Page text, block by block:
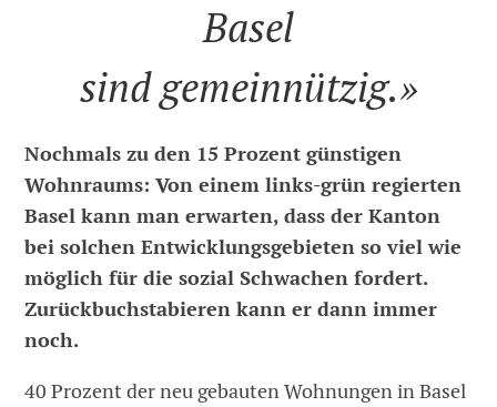
Basel
sind gemeinnützig.»
Nochmals zu den 15 Prozent günstigen
Wohnraums: Von einem links-grün regierten
Basel kann man erwarten, dass der Kanton
bei solchen Entwicklungsgebieten so viel wie
möglich für die sozial Schwachen fordert.
Zurückbuchstabieren kann er dann immer
noch.
40 Prozent der neu gebauten Wohnungen in Basel